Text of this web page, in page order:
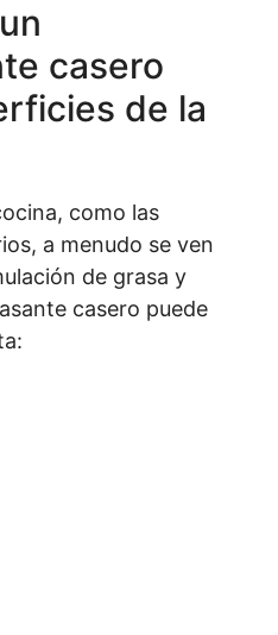
casero
de la
como las
a menudo se ven
de grasa y
casero puede